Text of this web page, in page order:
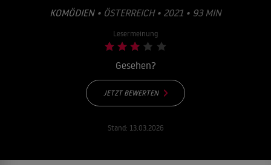
KOMÖDIEN• ÖSTERREICH • 2021 • 93 MIN
Lesermeinung
Gesehen?
JETZT BEWERTEN
Stand: 13.03.2026